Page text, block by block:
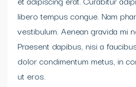
libero tempus congue. Nam
vestibulum. Aenean gravida mi
Praesent dapibus, nisi a
dolor condimentum metus, in
ut eros.